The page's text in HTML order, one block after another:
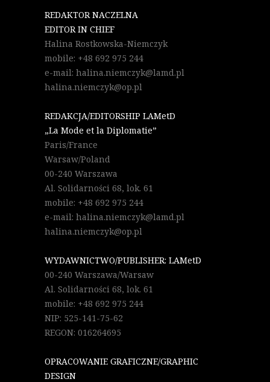
REDAKTOR NACZELNA
EDITOR IN CHIEF
Halina Rostkowska-Niemczyk
mobile: +48 692 975 244
e-mail: halina.niemczyk@lamd.pl
halina.niemczyk@op.pl
REDAKCJA/EDITORSHIP LAMetD
„La Mode et la Diplomatie”
Paris/France
Warsaw/Poland
00-240 Warszawa
Al. Solidarności 68, lok. 61
mobile: +48 692 975 244
e-mail: halina.niemczyk@lamd.pl
halina.niemczyk@op.pl
WYDAWNICTWO/PUBLISHER: LAMetD
00-240 Warszawa/Warsaw
Al. Solidarności 68, lok. 61
mobile: +48 692 975 244
NIP: 525-141-75-62
REGON: 016264695
OPRACOWANIE GRAFICZNE/GRAPHIC
DESIGN